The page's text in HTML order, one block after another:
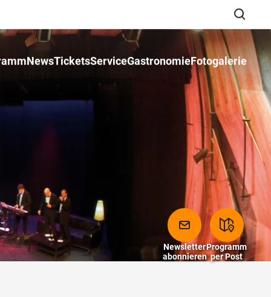
NewsTicketsServiceGastronomieFotogalerie
Newsletter
abonnieren
Programm
per Post